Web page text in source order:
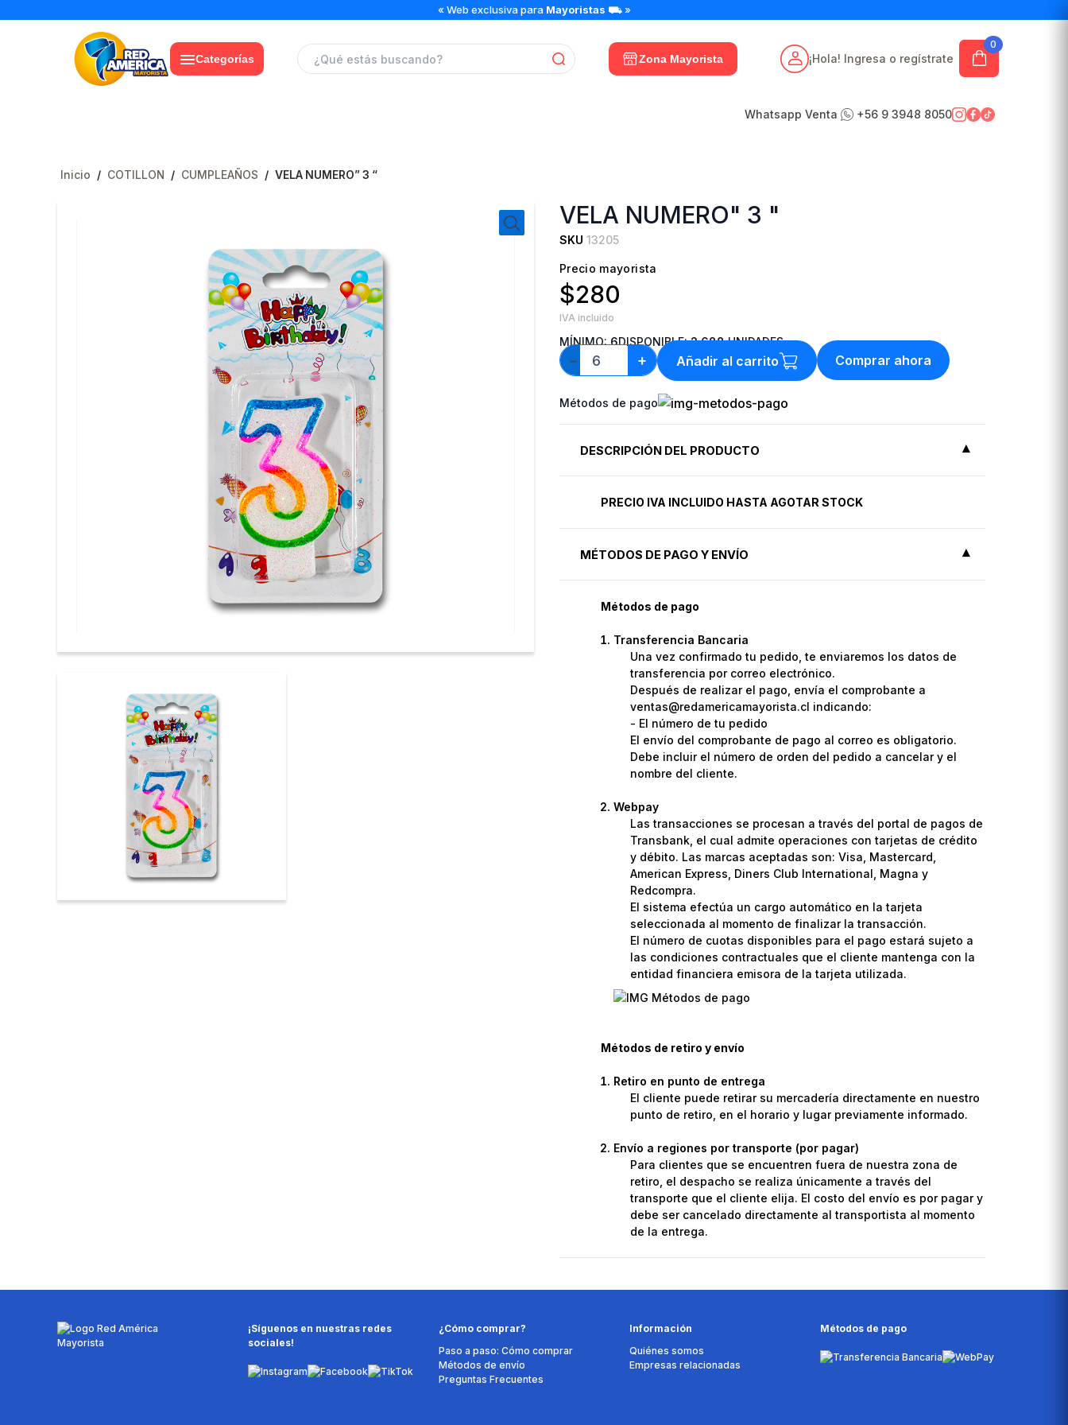
« Web exclusiva para Mayoristas ⛟ »
Categorías Zona Mayorista
0
¡Hola! Ingresa o regístrate
Whatsapp Venta +56 9 3948 8050
Inicio / COTILLON / CUMPLEAÑOS / VELA NUMERO” 3 “
VELA NUMERO" 3 "
SKU 13205
Precio mayorista
$280
IVA incluido
MÍNIMO:6DISPONIBLE:2.688UNIDADES
−
VELA
NUMERO"
cantidad
+ Añadir al carrito Comprar ahora
Métodos de pago
DESCRIPCIÓN DEL PRODUCTO
PRECIO IVA INCLUIDO HASTA AGOTAR STOCK
MÉTODOS DE PAGO Y ENVÍO
Métodos de pago
Transferencia Bancaria
Una vez confirmado tu pedido, te enviaremos los datos de
transferencia por correo electrónico.
Después de realizar el pago, envía el comprobante a
ventas@redamericamayorista.cl indicando:
- El número de tu pedido
El envío del comprobante de pago al correo es obligatorio.
Debe incluir el número de orden del pedido a cancelar y el
nombre del cliente.
Webpay
Las transacciones se procesan a través del portal de pagos de
Transbank, el cual admite operaciones con tarjetas de crédito
y débito. Las marcas aceptadas son: Visa, Mastercard,
American Express, Diners Club International, Magna y
Redcompra.
El sistema efectúa un cargo automático en la tarjeta
seleccionada al momento de finalizar la transacción.
El número de cuotas disponibles para el pago estará sujeto a
las condiciones contractuales que el cliente mantenga con la
entidad financiera emisora de la tarjeta utilizada.
Métodos de retiro y envío
Retiro en punto de entrega
El cliente puede retirar su mercadería directamente en nuestro
punto de retiro, en el horario y lugar previamente informado.
Envío a regiones por transporte (por pagar)
Para clientes que se encuentren fuera de nuestra zona de
retiro, el despacho se realiza únicamente a través del
transporte que el cliente elija. El costo del envío es por pagar y
debe ser cancelado directamente al transportista al momento
de la entrega.
¡Síguenos en nuestras redes
sociales!
¿Cómo comprar?
Paso a paso: Cómo comprar
Métodos de envío
Preguntas Frecuentes
Información
Quiénes somos
Empresas relacionadas
Métodos de pago